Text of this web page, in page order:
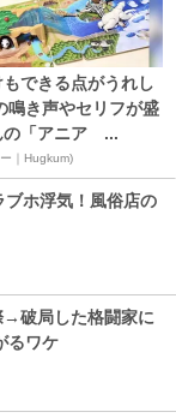
できる点がうれし
鳴き声やセリフが盛
の「アニア ...
｜Hugkum)
ホ浮気！風俗店の
→破局した格闘家に
るワケ